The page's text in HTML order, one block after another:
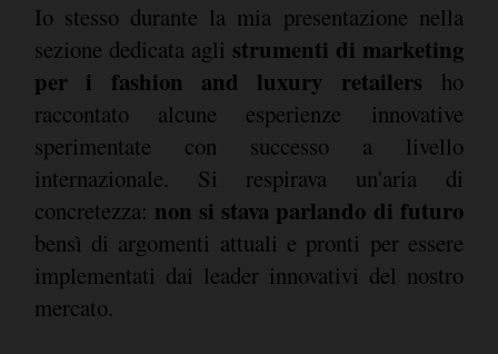
Io stesso durante la mia presentazione nella
sezione dedicata agli strumenti di marketing
per i fashion and luxury retailers ho
raccontato alcune esperienze innovative
sperimentate con successo a livello
internazionale. Si respirava un'aria di
concretezza: non si stava parlando di futuro
bensì di argomenti attuali e pronti per essere
implementati dai leader innovativi del nostro
mercato.